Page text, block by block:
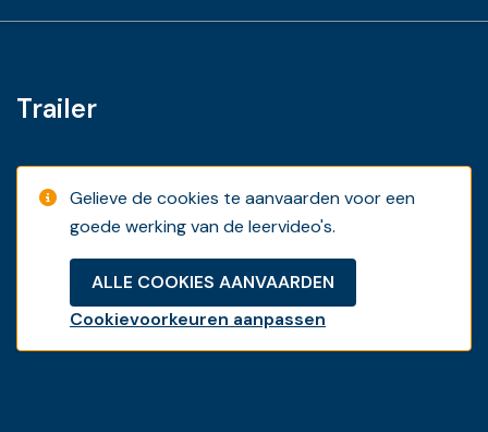
Trailer
Gelieve de cookies te aanvaarden voor een
goede werking van de leervideo's.
ALLE COOKIES AANVAARDEN
Cookievoorkeuren aanpassen